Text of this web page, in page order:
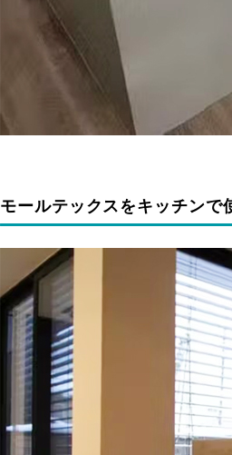
モールテックスをキッチンで